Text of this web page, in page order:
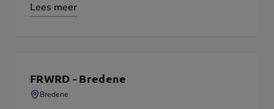
Lees meer
FRWRD - Bredene
Bredene